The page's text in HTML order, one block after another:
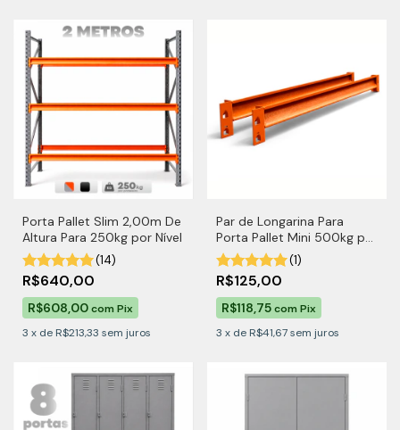
Porta Pallet Slim 2,00m De
Altura Para 250kg por Nível
(14)
R$640,00
R$608,00comPix
3 x de R$213,33 sem juros
Par de Longarina Para
Porta Pallet Mini 500kg por
Nível
(1)
R$125,00
R$118,75com Pix
3 x de R$41,67 sem juros